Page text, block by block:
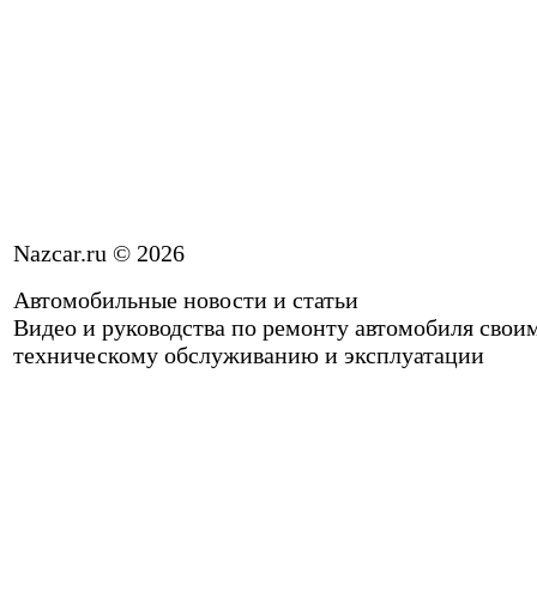
Nazcar.ru © 2026
Автомобильные новости и статьи
Видео и руководства по ремонту автомобиля
техническому обслуживанию и эксплуатации